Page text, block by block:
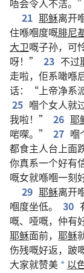
唔会令人不洁。”
21 耶稣离开
住喺嗰度嘅腓尼
大卫嘅子孙， 可
呀！” 23 不过
走啦， 佢系噉喺
话：“上帝净系
25 嗰个女人就
我啦！” 26 耶
啱㗎。” 27 嗰
都食主人台上面
你真系一个好有
嘅女就喺嗰一刻
29 耶稣离开
嗰度坐低。 30
嘅、 哑嘅， 仲有
耶稣面前， 耶稣
伤残嘅好返， 跛
大家就赞美 * 以